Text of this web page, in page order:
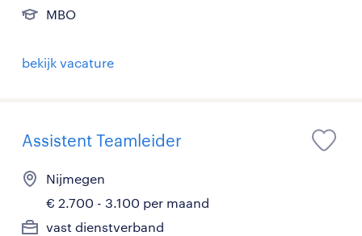
MBO
bekijk vacature
Assistent Teamleider
Nijmegen
€ 2.700 - 3.100 per maand
vast dienstverband